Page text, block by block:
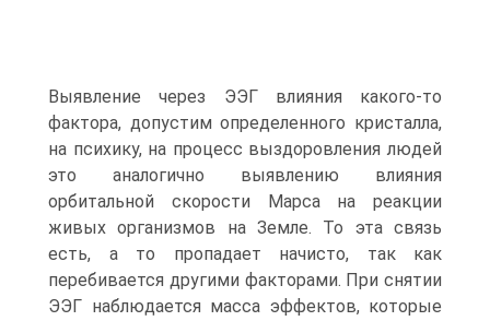
Выявление через ЭЭГ влияния какого-то
фактора, допустим определенного кристалла,
на психику, на процесс выздоровления людей
это аналогично выявлению влияния
орбитальной скорости Марса на реакции
живых организмов на Земле. То эта связь
есть, а то пропадает начисто, так как
перебивается другими факторами. При снятии
ЭЭГ наблюдается масса эффектов, которые